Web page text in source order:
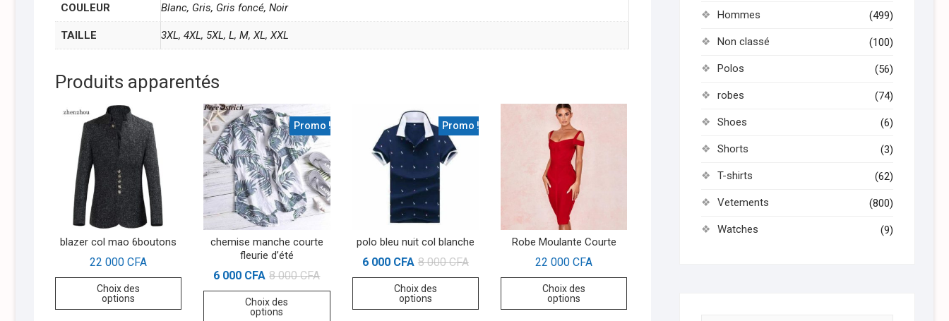
COULEUR Blanc, Gris, Gris foncé, Noir
TAILLE 3XL, 4XL, 5XL, L, M, XL, XXL
Produits apparentés
blazer col mao 6boutons
22 000CFA
Choix des
options
Promo !
chemise manche courte
fleurie d’été
8 000CFA
6 000 CFA
Choix des
options
Promo !
polo bleu nuit col blanche
8 000CFA
6 000 CFA
Choix des
options
Robe Moulante Courte
22 000CFA
Choix des
options
Hommes (499)
Non classé (100)
Polos (56)
robes (74)
Shoes (6)
Shorts (3)
T-shirts (62)
Vetements (800)
Watches (9)